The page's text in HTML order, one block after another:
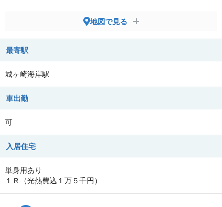
地図で見る
最寄駅
城ヶ崎海岸駅
車出勤
可
入居住宅
単身用あり
１Ｒ（光熱費込１万５千円）